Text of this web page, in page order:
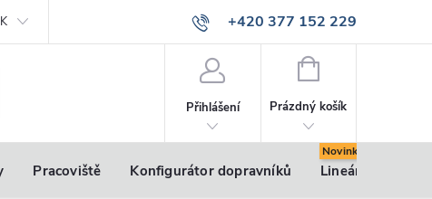
+420 377 152 229
info@vsk-profily.cz
Přihlášení
NÁKUPNÍ
Prázdný košík
Pracoviště Konfigurátor dopravníků Lineární pohony